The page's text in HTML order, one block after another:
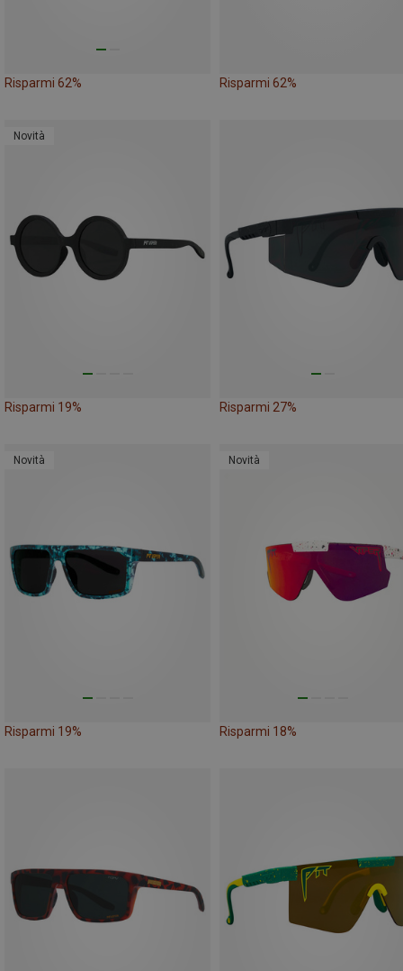
Risparmi 62% Risparmi 62%
Novità
Risparmi 19% Risparmi 27%
Novità
Risparmi 19%
Novità
Risparmi 18%